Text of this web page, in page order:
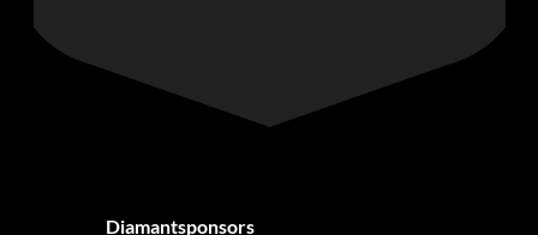
Diamantsponsors